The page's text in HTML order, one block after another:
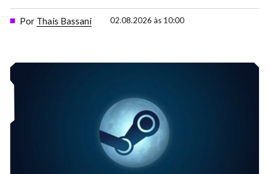
Por Thais Bassani 02.08.2026 às 10:00